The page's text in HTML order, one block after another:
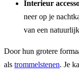
Interieur
neer op je
van een
Door hun grotere
als trommelstenen. Je